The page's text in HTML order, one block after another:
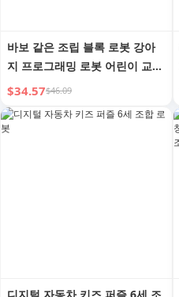
바보 같은 조립 블록 로봇 강아
지 프로그래밍 로봇 어린이 교육
용 조립 장난감 남아 신년 설날
생일 선물
$34.57$46.09